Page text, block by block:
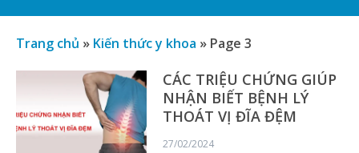
Trang chủ » Kiến thức y khoa » Page 3
CÁC TRIỆU CHỨNG GIÚP
NHẬN BIẾT BỆNH LÝ
THOÁT VỊ ĐĨA ĐỆM
27/02/2024